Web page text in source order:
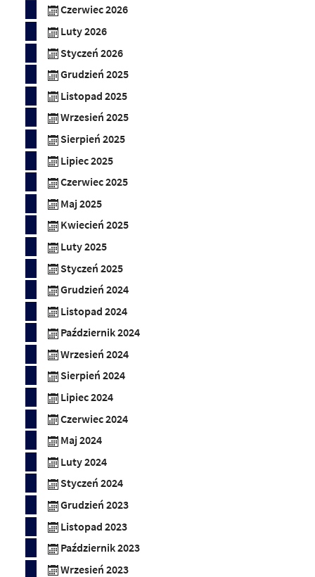
Czerwiec 2026
Luty 2026
Styczeń 2026
Grudzień 2025
Listopad 2025
Wrzesień 2025
Sierpień 2025
Lipiec 2025
Czerwiec 2025
Maj 2025
Kwiecień 2025
Luty 2025
Styczeń 2025
Grudzień 2024
Listopad 2024
Październik 2024
Wrzesień 2024
Sierpień 2024
Lipiec 2024
Czerwiec 2024
Maj 2024
Luty 2024
Styczeń 2024
Grudzień 2023
Listopad 2023
Październik 2023
Wrzesień 2023